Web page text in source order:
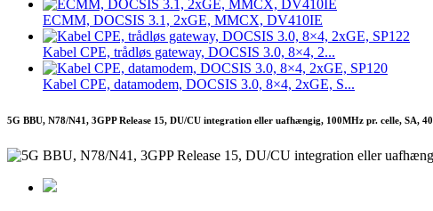
ECMM, DOCSIS 3.1, 2xGE, MMCX, DV410IE
Kabel CPE, trådløs gateway, DOCSIS 3.0, 8×4, 2...
Kabel CPE, datamodem, DOCSIS 3.0, 8×4, 2xGE, S...
5G BBU, N78/N41, 3GPP Release 15, DU/CU integration eller uafhængig, 100MHz pr. celle, SA,